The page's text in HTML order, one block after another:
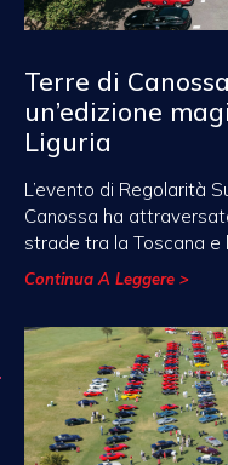
Terre di
un’edizione
Liguria
L’evento di Regolarità
Canossa ha
strade tra la Toscana e
Continua A Leggere >